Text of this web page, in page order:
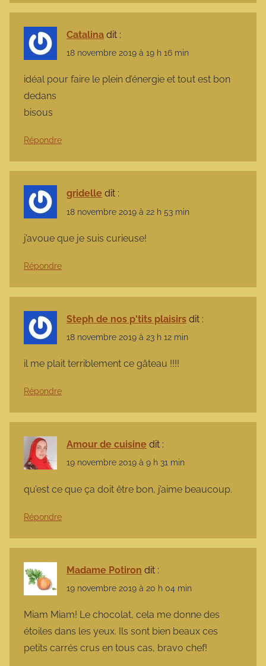
Catalina dit :
18 novembre 2019 à 19 h 16 min
idéal pour faire le plein d’énergie et tout est bon
dedans
bisous
Répondre
gridelle dit :
18 novembre 2019 à 22 h 53 min
j’avoue que je suis curieuse!
Répondre
Steph de nos p'tits plaisirs dit :
18 novembre 2019 à 23 h 12 min
il me plait terriblement ce gâteau !!!!
Répondre
Amour de cuisine dit :
19 novembre 2019 à 9 h 31 min
qu’est ce que ça doit être bon, j’aime beaucoup.
Répondre
Madame Potiron dit :
19 novembre 2019 à 20 h 04 min
Miam Miam! Le chocolat, cela me donne des
étoiles dans les yeux. Ils sont bien beaux ces
petits carrés crus en tous cas, bravo chef!